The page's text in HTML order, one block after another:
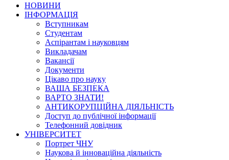
НОВИНИ
ІНФОРМАЦІЯ
Вступникам
Студентам
Аспірантам і науковцям
Викладачам
Вакансії
Документи
Цікаво про науку
ВАША БЕЗПЕКА
ВАРТО ЗНАТИ!
АНТИКОРУПЦІЙНА ДІЯЛЬНІСТЬ
Доступ до публічної інформації
Телефонний довідник
УНІВЕРСИТЕТ
Портрет ЧНУ
Наукова й інноваційна діяльність